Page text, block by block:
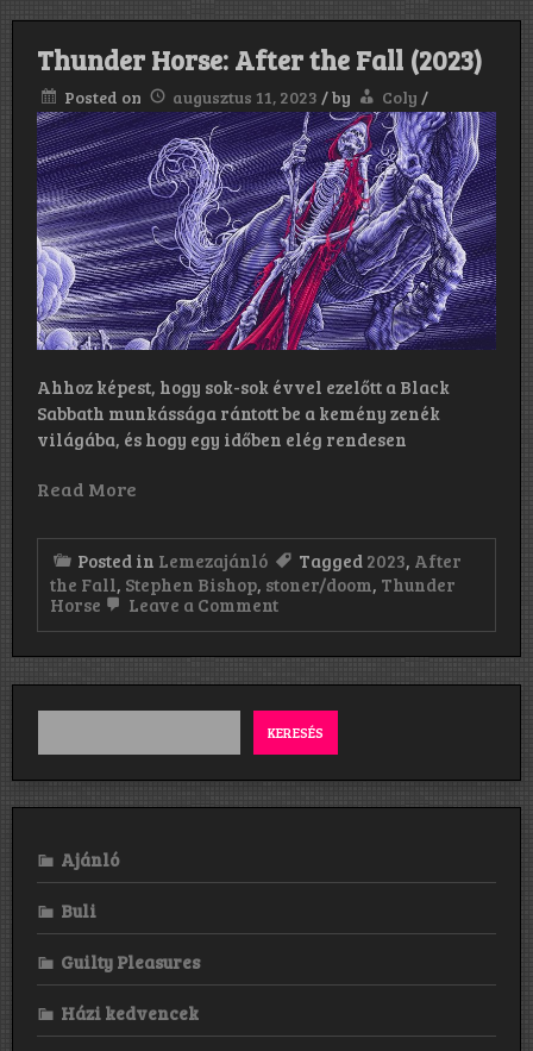
Thunder Horse: After the Fall (2023)
Posted on augusztus 11, 2023 /by Coly /
Ahhoz képest, hogy sok-sok évvel ezelőtt a Black
Sabbath munkássága rántott be a kemény zenék
világába, és hogy egy időben elég rendesen
Read More
Posted in Lemezajánló Tagged 2023, After
the Fall, Stephen Bishop, stoner/doom, Thunder
Horse
Leave a Commenton
After
the
Fall
(2023)
KERESÉS
Ajánló
Buli
Guilty Pleasures
Házi kedvencek